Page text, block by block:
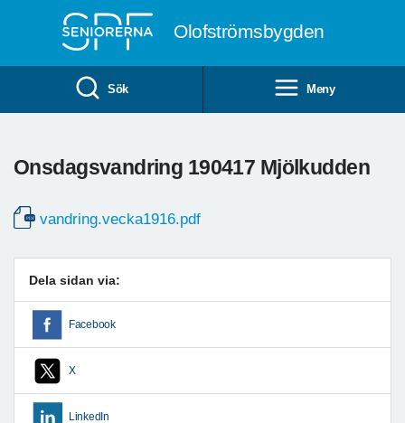
Olofströmsbygden
Sök Meny
Onsdagsvandring 190417 Mjölkudden
vandring.vecka1916.pdf
Dela sidan via:
Facebook
X
LinkedIn